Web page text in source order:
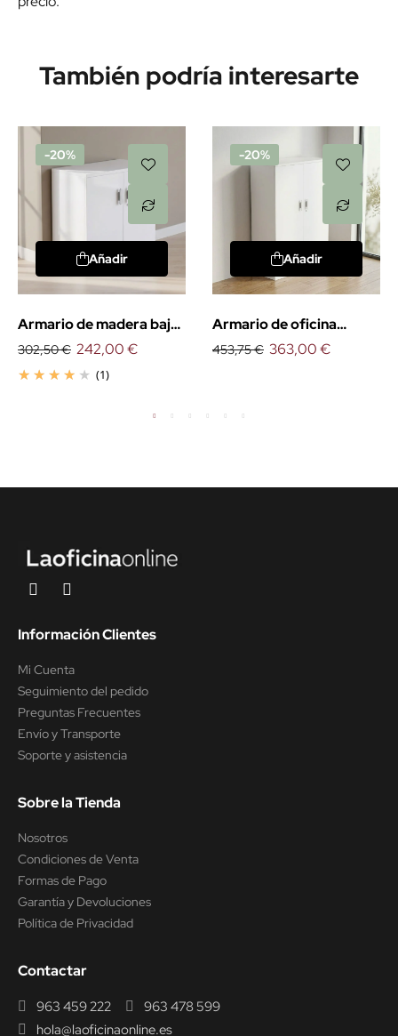
También podría interesarte
-20%
Añadir
Armario de madera bajo
con puertas
302,50 €
(1)
242,00 €
-20%
Añadir
Armario de oficina
medio con puertas
453,75 € 363,00 €
Información Clientes
Mi Cuenta
Seguimiento del pedido
Preguntas Frecuentes
Envío y Transporte
Soporte y asistencia
Sobre la Tienda
Nosotros
Condiciones de Venta
Formas de Pago
Garantía y Devoluciones
Política de Privacidad
Contactar
963 459 222
963 478 599
hola@laoficinaonline.es